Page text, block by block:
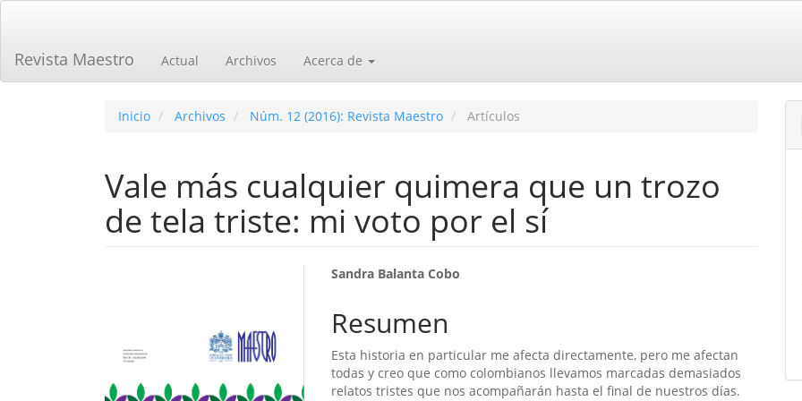
principal
Barra
Revista Maestro Actual Archivos Acerca de
Inicio Archivos Núm. 12 (2016): Revista Maestro Artículos
Vale más cualquier quimera que un trozo
de tela triste: mi voto por el sí
artículo
Contenido
principal
del
artículo
Sandra Balanta Cobo
Resumen
Esta historia en particular me afecta directamente, pero me afectan
todas y creo que como colombianos llevamos marcadas demasiados
relatos tristes que nos acompañarán hasta el final de nuestros días.